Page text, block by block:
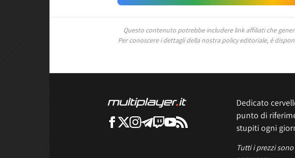
Questo contenuto potrebbe includere link affiliati che
Per conoscere i dettagli della nostra policy editoriale, è
Dedicato
punto di
stupiti ogni
Tutti i prezzi